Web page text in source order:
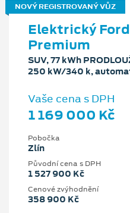
NOVÝ REGISTROVANÝ VŮZ
Elektrický
Premium
SUV, 77 kWh
250 kW/340 k,
Vaše cena s DPH
1 169 000 Kč
Pobočka
Zlín
Původní cena s DPH
1 527 900 Kč
Cenové zvýhodnění
358 900 Kč